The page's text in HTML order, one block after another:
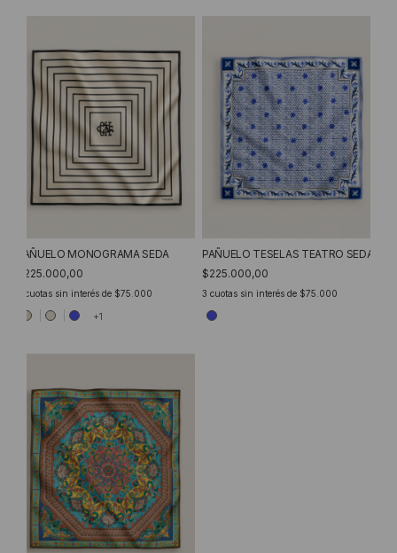
PAÑUELO MONOGRAMA SEDA
$225.000,00
cuotas sin interés de $75.000
+1
PAÑUELO TESELAS TEATRO SEDA
$225.000,00
3 cuotas sin interés de $75.000